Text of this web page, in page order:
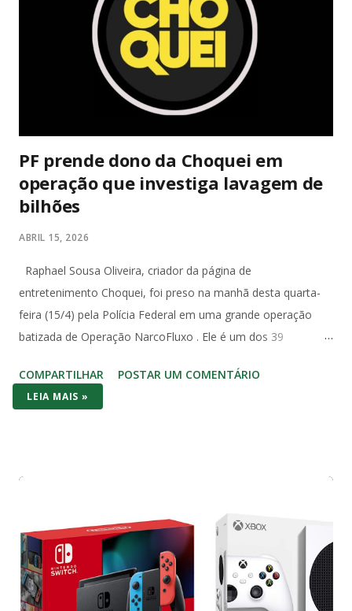
PF prende dono da Choquei em
operação que investiga lavagem de
bilhões
ABRIL 15, 2026
Raphael Sousa Oliveira, criador da página de
entretenimento Choquei, foi preso na manhã desta quarta-
feira (15/4) pela Polícia Federal em uma grande operação
batizada de Operação NarcoFluxo . Ele é um dos 39
pela 5ª Vara Federal de Santos, no litoral paulista. A operação
investiga um grupo suspeito de lavagem de dinheiro com
de transporte de grandes quantias em dinheiro vivo, com
movimentações no Brasil e no exterior. (Metrópoles) Mais de
200 policiais federais participaram da operação, cumprindo
45 mandados de busca e apreensão e 39 de prisão
temporária. As ações foram realizadas simultaneamente em
COMPARTILHAR POSTAR UM COMENTÁRIO
LEIA MAIS »